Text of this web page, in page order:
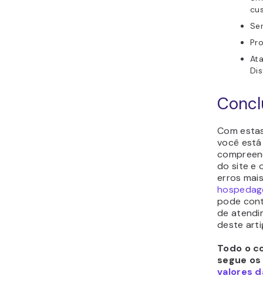
Com
você
do site e
erros
pode
de
deste
Todo o
segue
valores